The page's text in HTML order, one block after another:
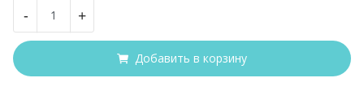
- +
Добавить в корзину